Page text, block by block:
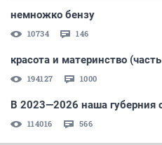
немножко бензу
10734 146
красота и материнство
194127 1000
В 2023—2026 наша губерния
114016 566